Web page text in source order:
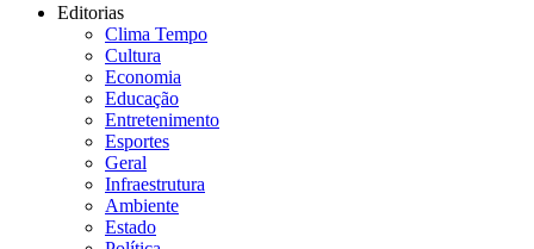
Editorias
Clima Tempo
Cultura
Economia
Educação
Entretenimento
Esportes
Geral
Infraestrutura
Ambiente
Estado